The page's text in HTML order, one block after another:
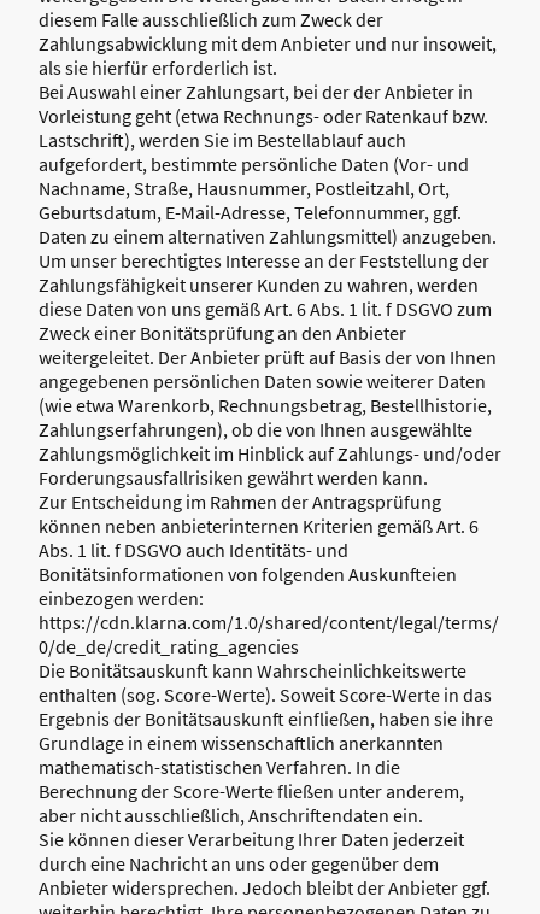
diesem Falle ausschließlich zum Zweck der
Zahlungsabwicklung mit dem Anbieter und nur insoweit,
als sie hierfür erforderlich ist.
Bei Auswahl einer Zahlungsart, bei der der Anbieter in
Vorleistung geht (etwa Rechnungs- oder Ratenkauf bzw.
Lastschrift), werden Sie im Bestellablauf auch
aufgefordert, bestimmte persönliche Daten (Vor- und
Nachname, Straße, Hausnummer, Postleitzahl, Ort,
Geburtsdatum, E-Mail-Adresse, Telefonnummer, ggf.
Daten zu einem alternativen Zahlungsmittel) anzugeben.
Um unser berechtigtes Interesse an der Feststellung der
Zahlungsfähigkeit unserer Kunden zu wahren, werden
diese Daten von uns gemäß Art. 6 Abs. 1 lit. f DSGVO zum
Zweck einer Bonitätsprüfung an den Anbieter
weitergeleitet. Der Anbieter prüft auf Basis der von Ihnen
angegebenen persönlichen Daten sowie weiterer Daten
(wie etwa Warenkorb, Rechnungsbetrag, Bestellhistorie,
Zahlungserfahrungen), ob die von Ihnen ausgewählte
Zahlungsmöglichkeit im Hinblick auf Zahlungs- und/oder
Forderungsausfallrisiken gewährt werden kann.
Zur Entscheidung im Rahmen der Antragsprüfung
können neben anbieterinternen Kriterien gemäß Art. 6
Abs. 1 lit. f DSGVO auch Identitäts- und
Bonitätsinformationen von folgenden Auskunfteien
einbezogen werden:
https://cdn.klarna.com/1.0/shared/content/legal/terms/
0/de_de/credit_rating_agencies
Die Bonitätsauskunft kann Wahrscheinlichkeitswerte
enthalten (sog. Score-Werte). Soweit Score-Werte in das
Ergebnis der Bonitätsauskunft einfließen, haben sie ihre
Grundlage in einem wissenschaftlich anerkannten
mathematisch-statistischen Verfahren. In die
Berechnung der Score-Werte fließen unter anderem,
aber nicht ausschließlich, Anschriftendaten ein.
Sie können dieser Verarbeitung Ihrer Daten jederzeit
durch eine Nachricht an uns oder gegenüber dem
Anbieter widersprechen. Jedoch bleibt der Anbieter ggf.